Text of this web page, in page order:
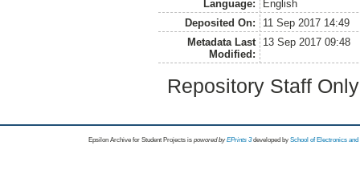
Language:
English
Deposited On:
11 Sep 2017 14:49
Metadata Last
Modified:
13 Sep 2017 09:48
Repository Staff
Epsilon Archive for Student Projects is powored byEPrints 3 developed by School of Electronics